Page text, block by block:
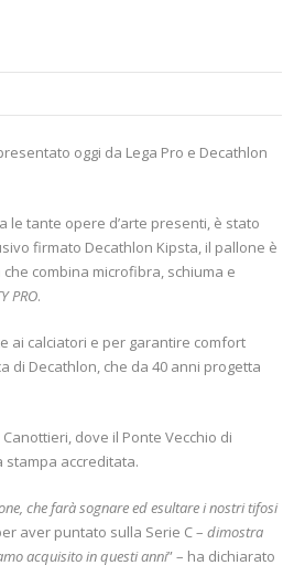
oggi da Lega Pro e Decathlon
le tante opere d’arte presenti, è stato
firmato Decathlon Kipsta, il pallone è
combina microfibra, schiuma e
PRO.
ai calciatori e per garantire comfort
di Decathlon, che da 40 anni progetta
dove il Ponte Vecchio di
stampa accreditata.
che farà sognare ed esultare i nostri tifosi
aver puntato sulla Serie C – dimostra
acquisito in questi anni” – ha dichiarato